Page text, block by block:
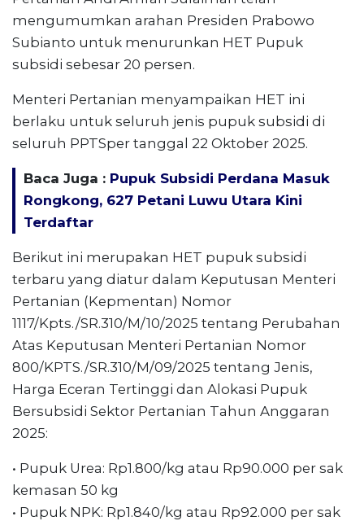
mengumumkan arahan Presiden Prabowo
Subianto untuk menurunkan HET Pupuk
subsidi sebesar 20 persen.
Menteri Pertanian menyampaikan HET ini
berlaku untuk seluruh jenis pupuk subsidi di
seluruh PPTSper tanggal 22 Oktober 2025.
Baca Juga : Pupuk Subsidi Perdana Masuk
Rongkong, 627 Petani Luwu Utara Kini
Terdaftar
Berikut ini merupakan HET pupuk subsidi
terbaru yang diatur dalam Keputusan Menteri
Pertanian (Kepmentan) Nomor
1117/Kpts./SR.310/M/10/2025 tentang Perubahan
Atas Keputusan Menteri Pertanian Nomor
800/KPTS./SR.310/M/09/2025 tentang Jenis,
Harga Eceran Tertinggi dan Alokasi Pupuk
Bersubsidi Sektor Pertanian Tahun Anggaran
2025:
• Pupuk Urea: Rp1.800/kg atau Rp90.000 per sak
kemasan 50 kg
• Pupuk NPK: Rp1.840/kg atau Rp92.000 per sak